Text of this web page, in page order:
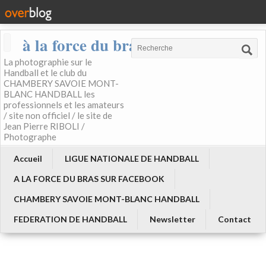
à la force du bras
La photographie sur le
Handball et le club du
CHAMBERY SAVOIE MONT-
BLANC HANDBALL les
professionnels et les amateurs
/ site non officiel / le site de
Jean Pierre RIBOLI /
Photographe
Accueil
LIGUE NATIONALE DE HANDBALL
A LA FORCE DU BRAS SUR FACEBOOK
CHAMBERY SAVOIE MONT-BLANC HANDBALL
FEDERATION DE HANDBALL
Newsletter Contact